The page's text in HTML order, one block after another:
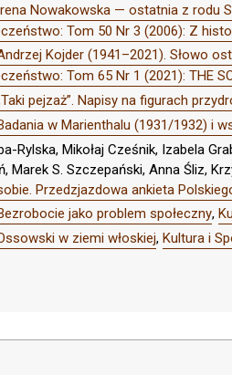
Nowakowska — ostatnia z rodu
Tom 50 Nr 3 (2006): Z
Kojder (1941–2021). Słowo
Tom 65 Nr 1 (2021): THE
pejzaż”. Napisy na figurach
w Marienthalu (1931/1932) i
Rylska, Mikołaj Cześnik, Izabela
Marek S. Szczepański, Anna Śliz,
Przedzjazdowa ankieta
jako problem społeczny,
w ziemi włoskiej, Kultura i